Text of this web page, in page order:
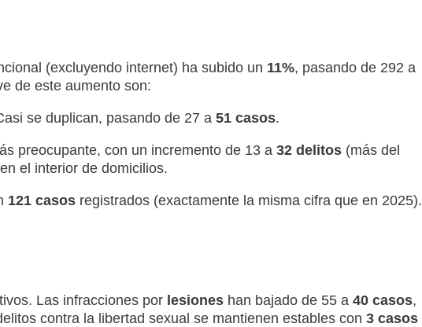
(excluyendo internet) ha subido un 11%, pasando de 292 a
de este aumento son:
se duplican, pasando de 27 a 51 casos.
preocupante, con un incremento de 13 a 32 delitos(más del
el interior de domicilios.
121 casosregistrados (exactamente la misma cifra que en 2025).
Las infracciones por lesioneshan bajado de 55 a 40 casos,
contra la libertad sexual se mantienen estables con 3 casos